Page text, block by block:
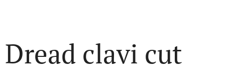
Dread clavi cut